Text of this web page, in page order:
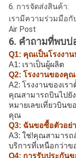
6. การจัดส่งสินค้า:
เรามีความร่วมมือกับ
Air Post
6. คำถามที่พบบ่
Q1: คุณเป็นโรงงา
A1: เราเป็นผู้ผลิต
Q2: โรงงานของคุ
A2: โรงงานของเร
คุณสามารถบินไปยั
หมายเลขเที่ยวบินข
คุณ
Q3: ฉันขอซื้อตัวอย่
A3: ใช่!คุณสามาร
บริการที่เหนือกว่าข
Q4: การรับประกัน